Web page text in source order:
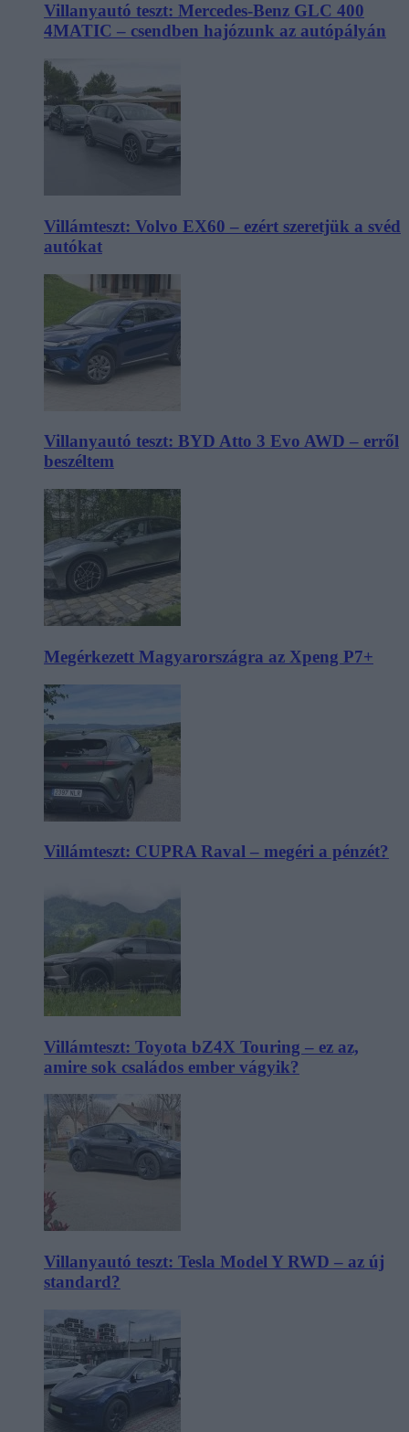
Villanyautó teszt: Mercedes-Benz GLC 400
4MATIC – csendben hajózunk az autópályán
Villámteszt: Volvo EX60 – ezért szeretjük a svéd
autókat
Villanyautó teszt: BYD Atto 3 Evo AWD – erről
beszéltem
Megérkezett Magyarországra az Xpeng P7+
Villámteszt: CUPRA Raval – megéri a pénzét?
Villámteszt: Toyota bZ4X Touring – ez az,
amire sok családos ember vágyik?
Villanyautó teszt: Tesla Model Y RWD – az új
standard?